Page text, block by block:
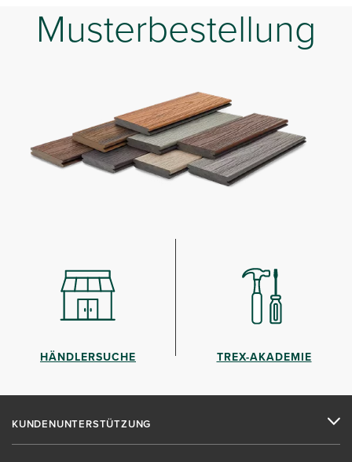
Musterbestellung
HÄNDLERSUCHE TREX-AKADEMIE
KUNDENUNTERSTÜTZUNG